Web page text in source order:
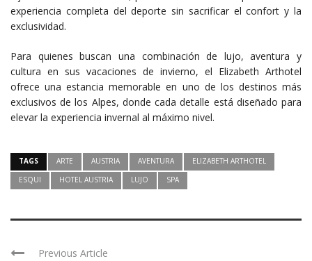
experiencia completa del deporte sin sacrificar el confort y la
exclusividad.
Para quienes buscan una combinación de lujo, aventura y
cultura en sus vacaciones de invierno, el Elizabeth Arthotel
ofrece una estancia memorable en uno de los destinos más
exclusivos de los Alpes, donde cada detalle está diseñado para
elevar la experiencia invernal al máximo nivel.
TAGS ARTE AUSTRIA AVENTURA
ELIZABETH ARTHOTEL
ESQUI
HOTEL AUSTRIA LUJO SPA
Previous Article